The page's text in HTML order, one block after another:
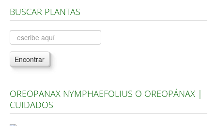
Árboles, Cicas y Palmeras de la G a la Z
Plantas Anuales y Perennes
Plantas Bulbosas y Acuáticas
Plantas de Interior
Plantas Aromáticas y de Huerto
Plantas Carnívoras y Orquídeas
BUSCAR PLANTAS
Encontrar
OREOPANAX NYMPHAEFOLIUS O OREOPÁNAX |
CUIDADOS